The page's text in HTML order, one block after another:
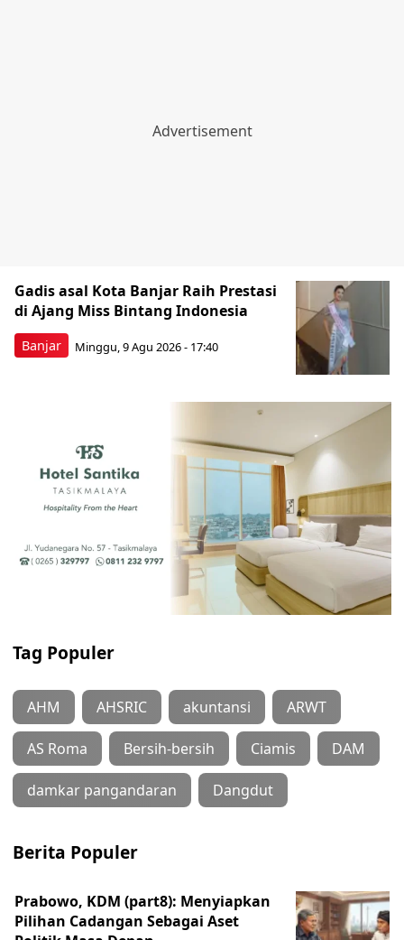
Banjar
Gadis asal Kota Banjar Raih Prestasi
di Ajang Miss Bintang Indonesia
Minggu, 9 Agu 2026 - 17:40
Tag Populer
AHM AHSRIC akuntansi ARWT
AS Roma Bersih-bersih Ciamis DAM
damkar pangandaran Dangdut
Berita Populer
Prabowo, KDM (part8): Menyiapkan
Pilihan Cadangan Sebagai Aset